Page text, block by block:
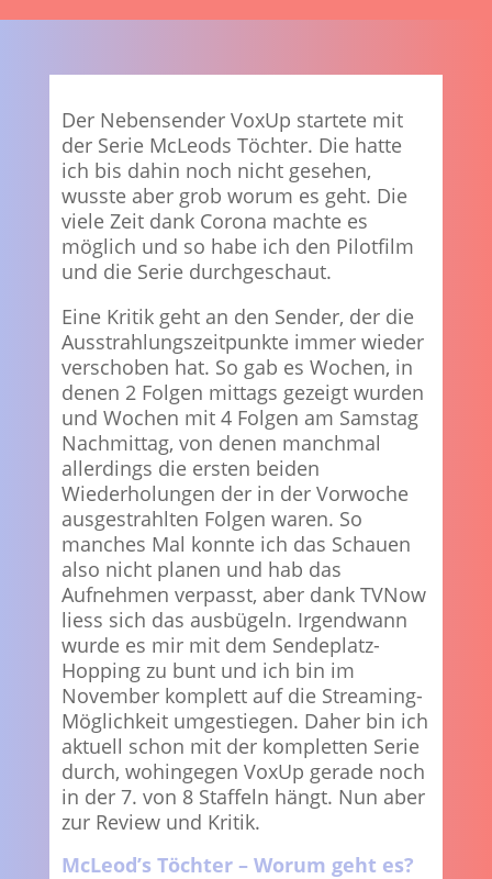
Der Nebensender VoxUp startete mit
der Serie McLeods Töchter. Die hatte
ich bis dahin noch nicht gesehen,
wusste aber grob worum es geht. Die
viele Zeit dank Corona machte es
möglich und so habe ich den Pilotfilm
und die Serie durchgeschaut.
Eine Kritik geht an den Sender, der die
Ausstrahlungszeitpunkte immer wieder
verschoben hat. So gab es Wochen, in
denen 2 Folgen mittags gezeigt wurden
und Wochen mit 4 Folgen am Samstag
Nachmittag, von denen manchmal
allerdings die ersten beiden
Wiederholungen der in der Vorwoche
ausgestrahlten Folgen waren. So
manches Mal konnte ich das Schauen
also nicht planen und hab das
Aufnehmen verpasst, aber dank TVNow
liess sich das ausbügeln. Irgendwann
wurde es mir mit dem Sendeplatz-
Hopping zu bunt und ich bin im
November komplett auf die Streaming-
Möglichkeit umgestiegen. Daher bin ich
aktuell schon mit der kompletten Serie
durch, wohingegen VoxUp gerade noch
in der 7. von 8 Staffeln hängt. Nun aber
zur Review und Kritik.
McLeod’s Töchter – Worum geht es?